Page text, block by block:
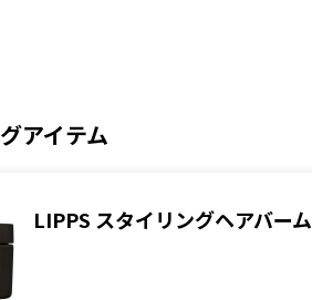
アイテム
LIPPS スタイリングヘアバーム